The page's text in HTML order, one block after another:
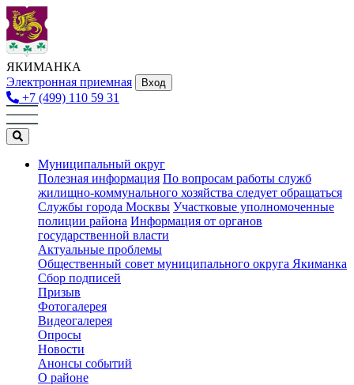
ЯКИМАНКА
Электронная приемная
Вход
+7 (499) 110 59 31
Муниципальный округ
Полезная информация По вопросам работы служб
жилищно-коммунального хозяйства следует обращаться
Службы города Москвы Участковые уполномоченные
полиции района Информация от органов
государственной власти
Актуальные проблемы
Общественный совет муниципального округа Якиманка
Сбор подписей
Призыв
Фотогалерея
Видеогалерея
Опросы
Новости
Анонсы событий
О районе